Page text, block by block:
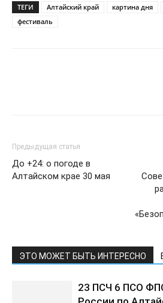
ТЕГИ Алтайский край картина дня
фестиваль
Предыдущая статья
До +24: о погоде в
Алтайском крае 30 мая
ЭТО МОЖЕТ БЫТЬ ИНТЕРЕСНО
23 ПСЧ 6 ПСО